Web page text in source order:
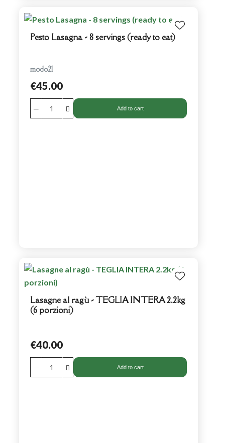
Pesto Lasagna - 8 servings (ready to eat)
modo21
€45.00
Add to cart
Lasagne al ragù - TEGLIA INTERA 2.2kg
(6 porzioni)
€40.00
Add to cart